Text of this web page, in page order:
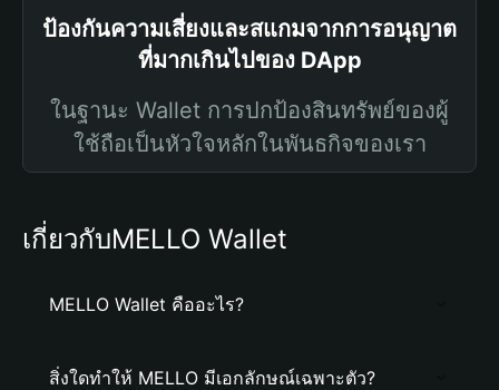
ป้องกันความเสี่ยงและสแกมจากการอนุญาต
ที่มากเกินไปของ DApp
ในฐานะ Wallet การปกป้องสินทรัพย์ของผู้
ใช้ถือเป็นหัวใจหลักในพันธกิจของเรา
เกี่ยวกับMELLO Wallet
MELLO Wallet คืออะไร?
สิ่งใดทำให้ MELLO มีเอกลักษณ์เฉพาะตัว?